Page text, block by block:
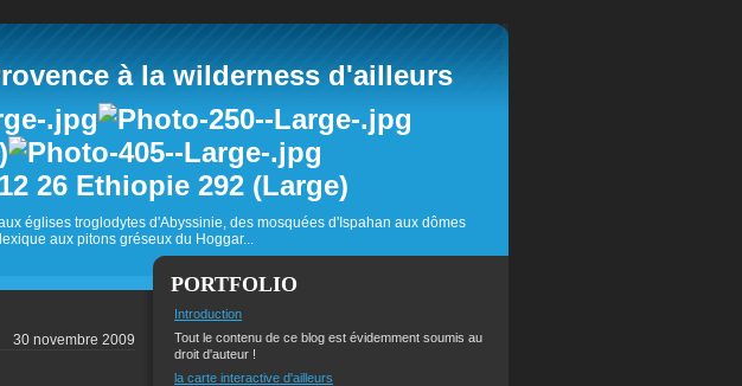
à la wilderness d'ailleurs
églises troglodytes d'Abyssinie, des mosquées d'Ispahan aux dômes
aux pitons gréseux du Hoggar...
30 novembre 2009
PORTFOLIO
Introduction
Tout le contenu de ce blog est évidemment soumis au
droit d'auteur !
la carte interactive d'ailleurs